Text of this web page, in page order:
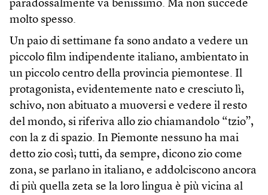
paradossalmente va benissimo. Ma non succede
molto spesso.
Un paio di settimane fa sono andato a vedere un
piccolo film indipendente italiano, ambientato in
un piccolo centro della provincia piemontese. Il
protagonista, evidentemente nato e cresciuto lì,
schivo, non abituato a muoversi e vedere il resto
del mondo, si riferiva allo zio chiamandolo “tzio”,
con la z di spazio. In Piemonte nessuno ha mai
detto zio così; tutti, da sempre, dicono zio come
zona, se parlano in italiano, e addolciscono ancora
di più quella zeta se la loro lingua è più vicina al